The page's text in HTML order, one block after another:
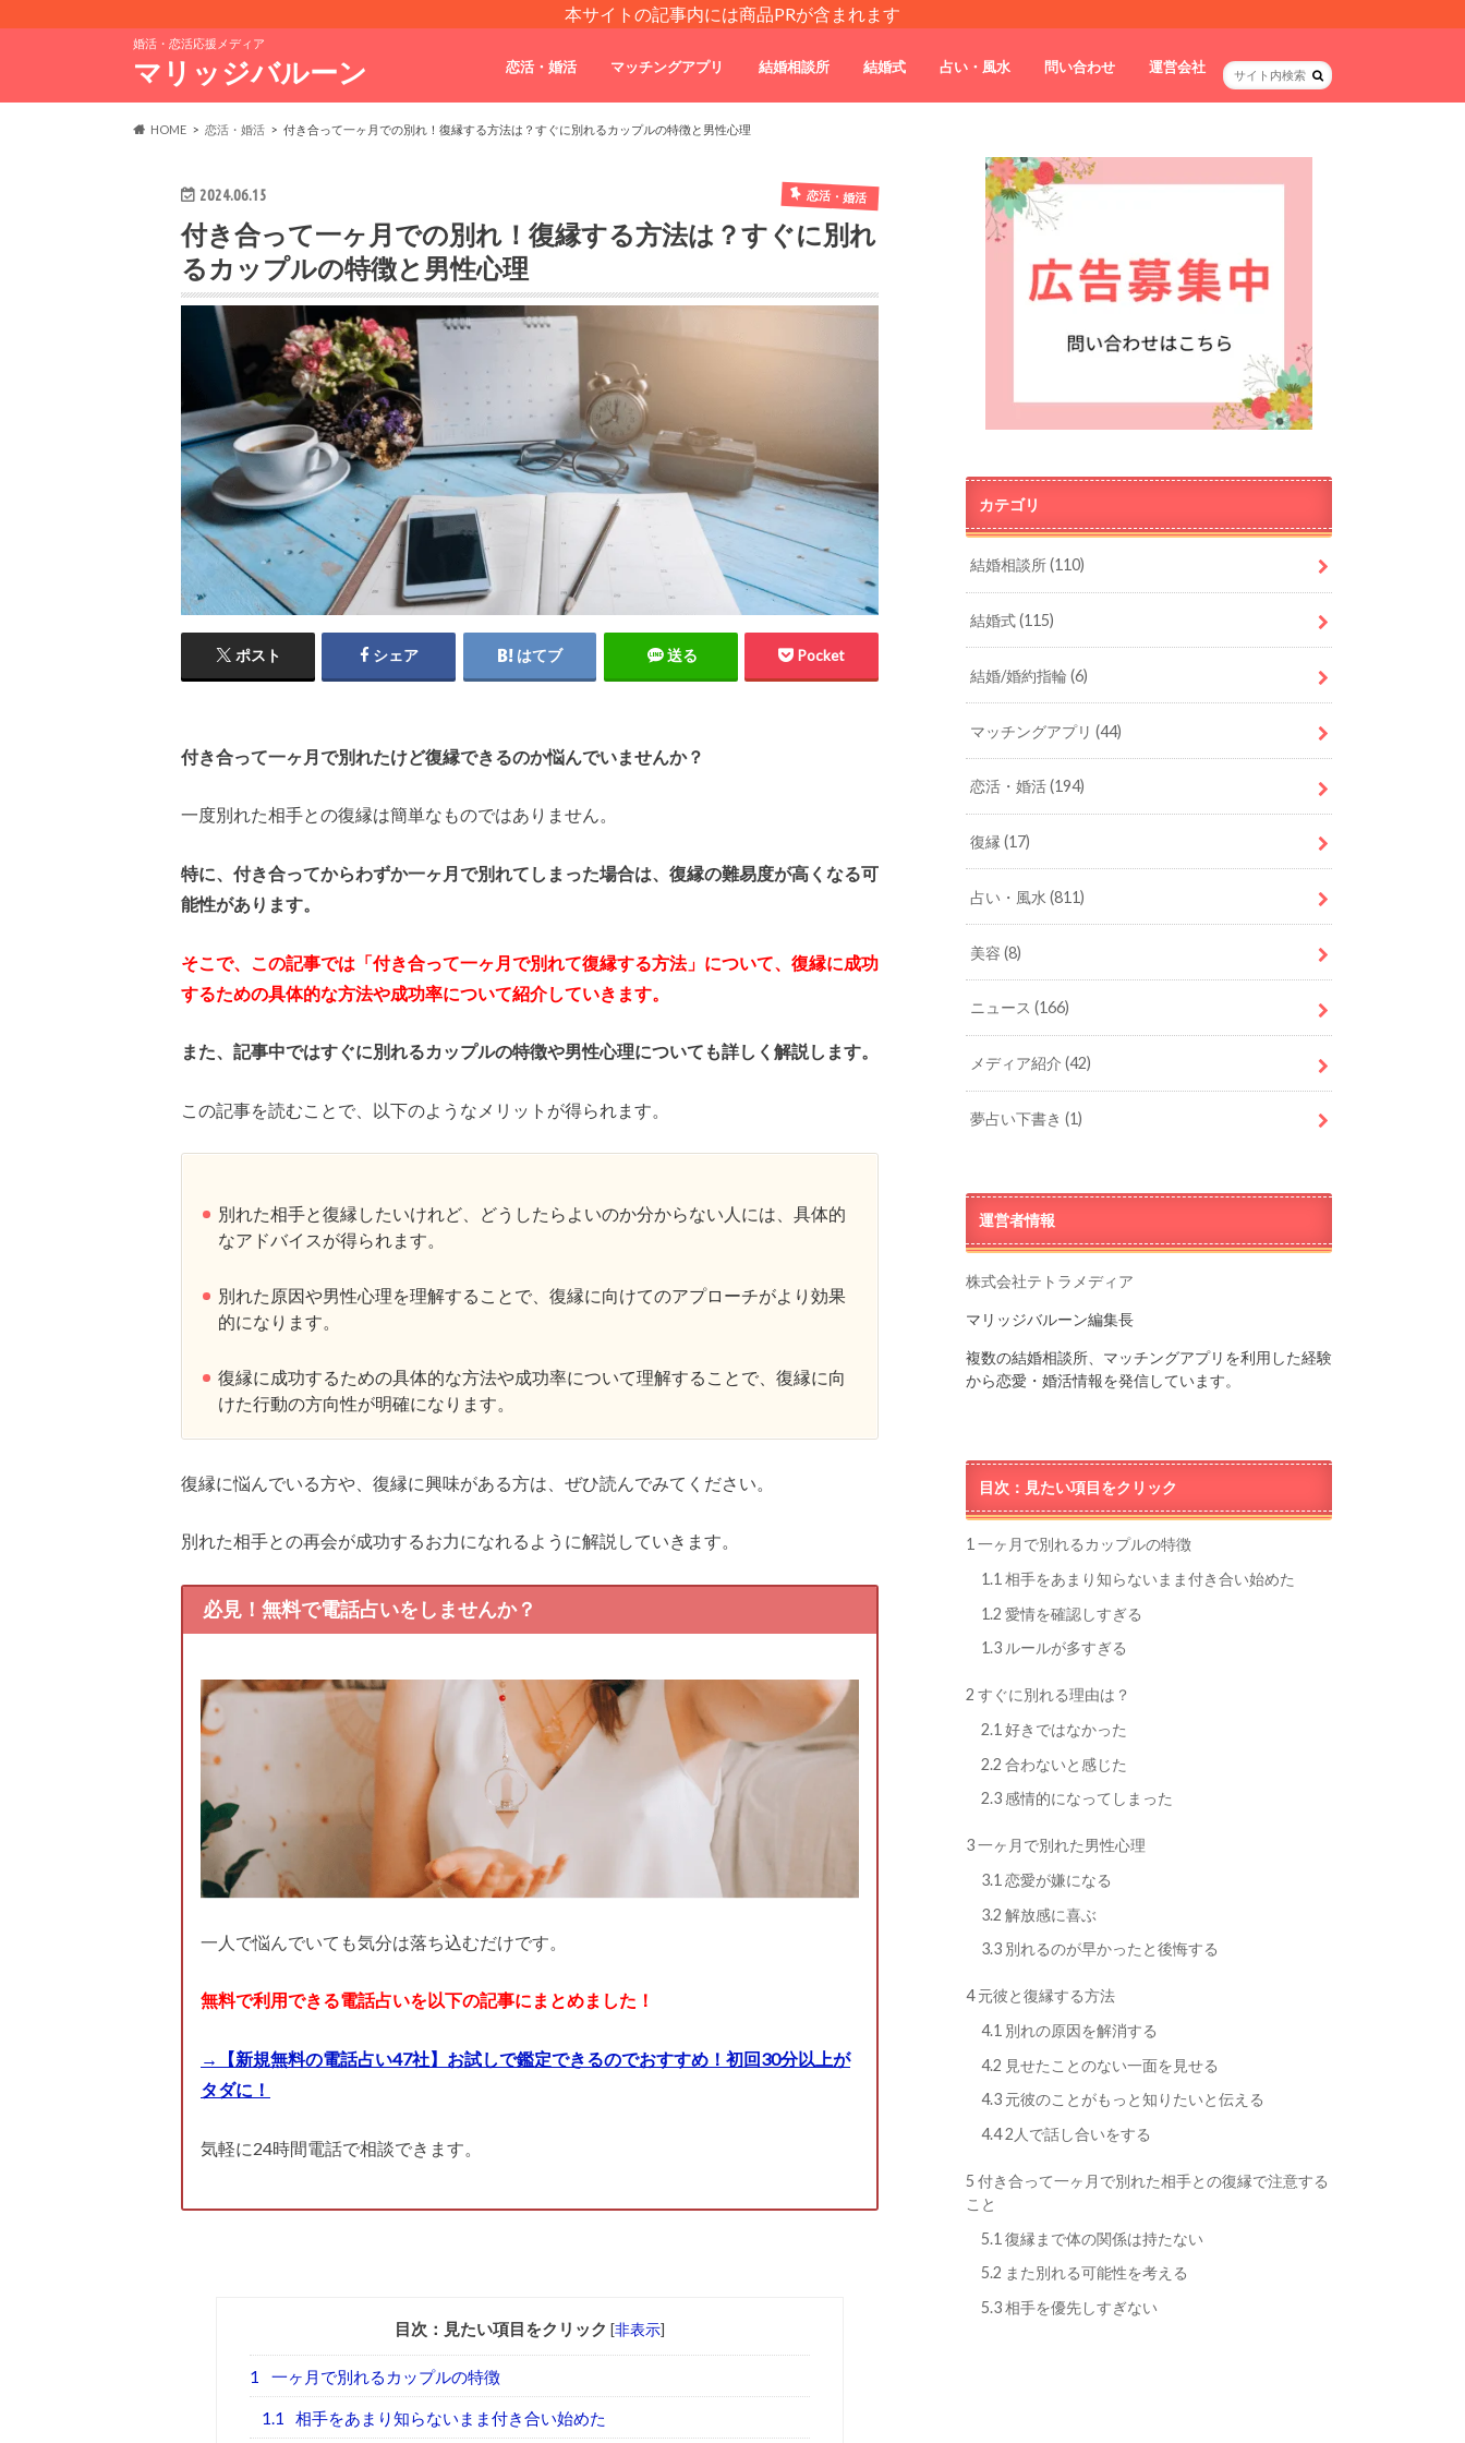
本サイトの記事内には商品PRが含まれます
婚活・恋活応援メディア
マリッジバルーン 恋活・婚活 マッチングアプリ 結婚相談所 結婚式 占い・風水 問い合わせ 運営会社
HOME 恋活・婚活 付き合って一ヶ月での別れ！復縁する方法は？すぐに別れるカップルの特徴と男性心理
2024.06.15 恋活・婚活
付き合って一ヶ月での別れ！復縁する方法は？すぐに別れ
るカップルの特徴と男性心理
ポスト シェア はてブ 送る Pocket
付き合って一ヶ月で別れたけど復縁できるのか悩んでいませんか？
一度別れた相手との復縁は簡単なものではありません。
特に、付き合ってからわずか一ヶ月で別れてしまった場合は、復縁の難易度が高くなる可
能性があります。
そこで、この記事では「付き合って一ヶ月で別れて復縁する方法」について、復縁に成功
するための具体的な方法や成功率について紹介していきます。
また、記事中ではすぐに別れるカップルの特徴や男性心理についても詳しく解説します。
この記事を読むことで、以下のようなメリットが得られます。
別れた相手と復縁したいけれど、どうしたらよいのか分からない人には、具体的
なアドバイスが得られます。
別れた原因や男性心理を理解することで、復縁に向けてのアプローチがより効果
的になります。
復縁に成功するための具体的な方法や成功率について理解することで、復縁に向
けた行動の方向性が明確になります。
復縁に悩んでいる方や、復縁に興味がある方は、ぜひ読んでみてください。
別れた相手との再会が成功するお力になれるように解説していきます。
必見！無料で電話占いをしませんか？
一人で悩んでいても気分は落ち込むだけです。
無料で利用できる電話占いを以下の記事にまとめました！
→【新規無料の電話占い47社】お試しで鑑定できるのでおすすめ！初回30分以上が
タダに！
気軽に24時間電話で相談できます。
目次：見たい項目をクリック [非表示]
1 一ヶ月で別れるカップルの特徴
1.1 相手をあまり知らないまま付き合い始めた
カテゴリ
結婚相談所(110)
結婚式(115)
結婚/婚約指輪(6)
マッチングアプリ(44)
恋活・婚活(194)
復縁(17)
占い・風水(811)
美容(8)
ニュース(166)
メディア紹介(42)
夢占い下書き(1)
運営者情報
株式会社テトラメディア
マリッジバルーン編集長
複数の結婚相談所、マッチングアプリを利用した経験
から恋愛・婚活情報を発信しています。
目次：見たい項目をクリック
1 一ヶ月で別れるカップルの特徴
1.1 相手をあまり知らないまま付き合い始めた
1.2 愛情を確認しすぎる
1.3 ルールが多すぎる
2 すぐに別れる理由は？
2.1 好きではなかった
2.2 合わないと感じた
2.3 感情的になってしまった
3一ヶ月で別れた男性心理
3.1 恋愛が嫌になる
3.2 解放感に喜ぶ
3.3 別れるのが早かったと後悔する
4元彼と復縁する方法
4.1 別れの原因を解消する
4.2 見せたことのない一面を見せる
4.3 元彼のことがもっと知りたいと伝える
4.42人で話し合いをする
5 付き合って一ヶ月で別れた相手との復縁で注意する
こと
5.1 復縁まで体の関係は持たない
5.2 また別れる可能性を考える
5.3相手を優先しすぎない